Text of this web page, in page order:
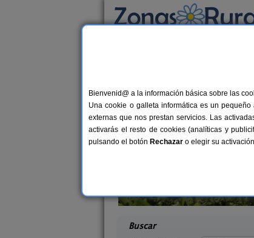
Casas Rurales
26 €
Buscar
Bienvenid@ a la información básica sobre las
Una cookie o galleta informática es un
externas que nos prestan servicios. Las
activarás el resto de cookies (analíticas y
pulsando el botón Rechazar o elegir su